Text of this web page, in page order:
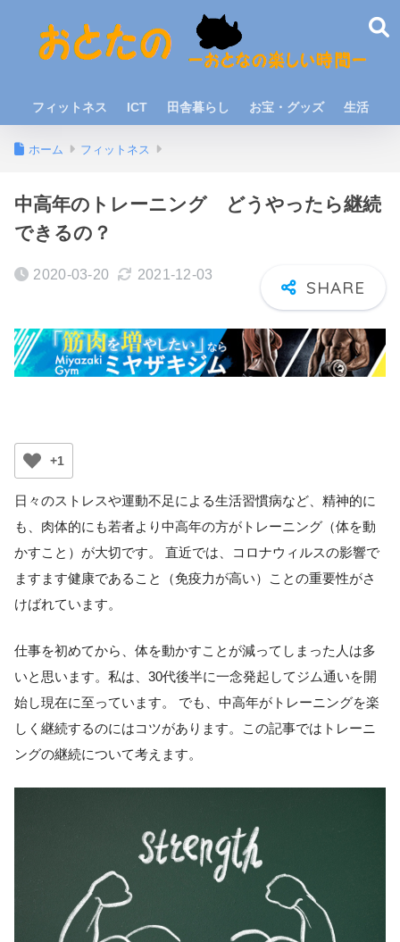
フィットネス ICT 田舎暮らし お宝・グッズ 生活
ホーム フィットネス
中高年のトレーニング どうやったら継続
できるの？
2020-03-20 2021-12-03
+1
日々のストレスや運動不足による生活習慣病など、精神的に
も、肉体的にも若者より中高年の方がトレーニング（体を動
かすこと）が大切です。 直近では、コロナウィルスの影響で
ますます健康であること（免疫力が高い）ことの重要性がさ
けばれています。
仕事を初めてから、体を動かすことが減ってしまった人は多
いと思います。私は、30代後半に一念発起してジム通いを開
始し現在に至っています。 でも、中高年がトレーニングを楽
しく継続するのにはコツがあります。この記事ではトレーニ
ングの継続について考えます。